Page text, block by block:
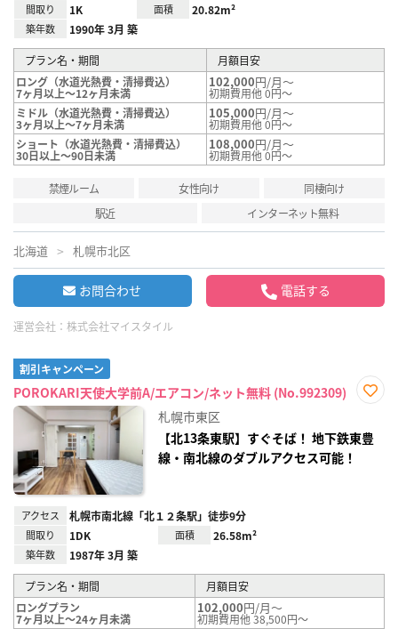
間取り 1K 面積 20.82m²
築年数 1990年 3月 築
プラン名・期間
月額目安
ロング（水道光熱費・清掃費込）
7ヶ月以上～12ヶ月未満
102,000円/月～
初期費用他 0円～
ミドル（水道光熱費・清掃費込）
3ヶ月以上～7ヶ月未満
105,000円/月～
初期費用他 0円～
ショート（水道光熱費・清掃費込）
30日以上～90日未満
108,000円/月～
初期費用他 0円～
禁煙ルーム 女性向け
同棲向け
駅近
インターネット無料
北海道 札幌市北区
お問合わせ 電話する
運営会社： 株式会社マイスタイル
割引キャンペーン
POROKARI天使大学前A/エアコン/ネット無料 (No.992309)
り登
録
札幌市東区
【北13条東駅】すぐそば！ 地下鉄東豊
線・南北線のダブルアクセス可能！
アクセス 札幌市南北線「北１２条駅」徒歩9分
間取り 1DK 面積 26.58m²
築年数 1987年 3月 築
プラン名・期間
月額目安
ロングプラン
7ヶ月以上～24ヶ月未満
102,000円/月～
初期費用他 38,500円～